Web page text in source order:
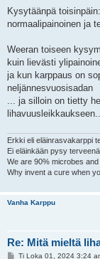
e
s
t
Kysytäänpä
normaalipainoinen ja
Weeran toiseen
kuin lievästi
ja kun karppaus on
neljännesvuosisadan
... ja silloin on tietty
Erkki eli eläinrasvakarppi
Ei eläinkään pysy
We are 90% microbes and
Why invent a cure when
Vanha Karppu
Re: Mitä mieltä
VTi Loka 01, 2024 3:24